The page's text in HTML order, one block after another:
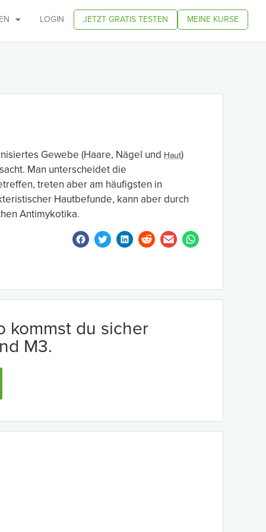
LOGIN JETZT GRATIS TESTEN MEINE KURSE
Gewebe (Haare, Nägel und Haut)
Man unterscheidet die
treten aber am häufigsten in
Hautbefunde, kann aber durch
Antimykotika.
kommst du sicher
M3.